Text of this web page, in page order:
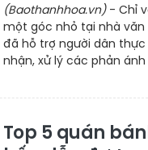
(Baothanhhoa.vn)- Chỉ
một góc nhỏ tại nhà văn
đã hỗ trợ người dân
nhận, xử lý các phản
Top 5 quán